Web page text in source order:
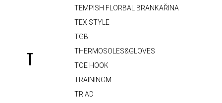
T
TEMPISH FLORBAL BRANKAŘINA
TEX STYLE
TGB
THERMOSOLES&GLOVES
TOE HOOK
TRAININGM
TRIAD